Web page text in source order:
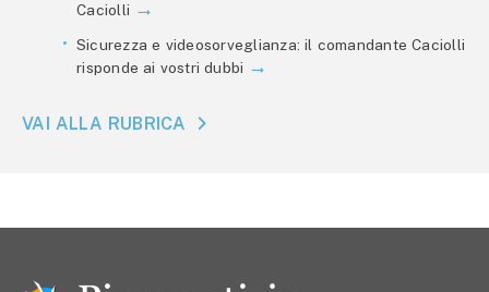
Caciolli
Sicurezza e videosorveglianza: il comandante Caciolli
risponde ai vostri dubbi
VAI ALLA RUBRICA